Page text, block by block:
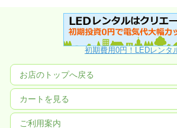
初期費用0円！LEDレンタ
お店のトップへ戻る
カートを見る
ご利用案内